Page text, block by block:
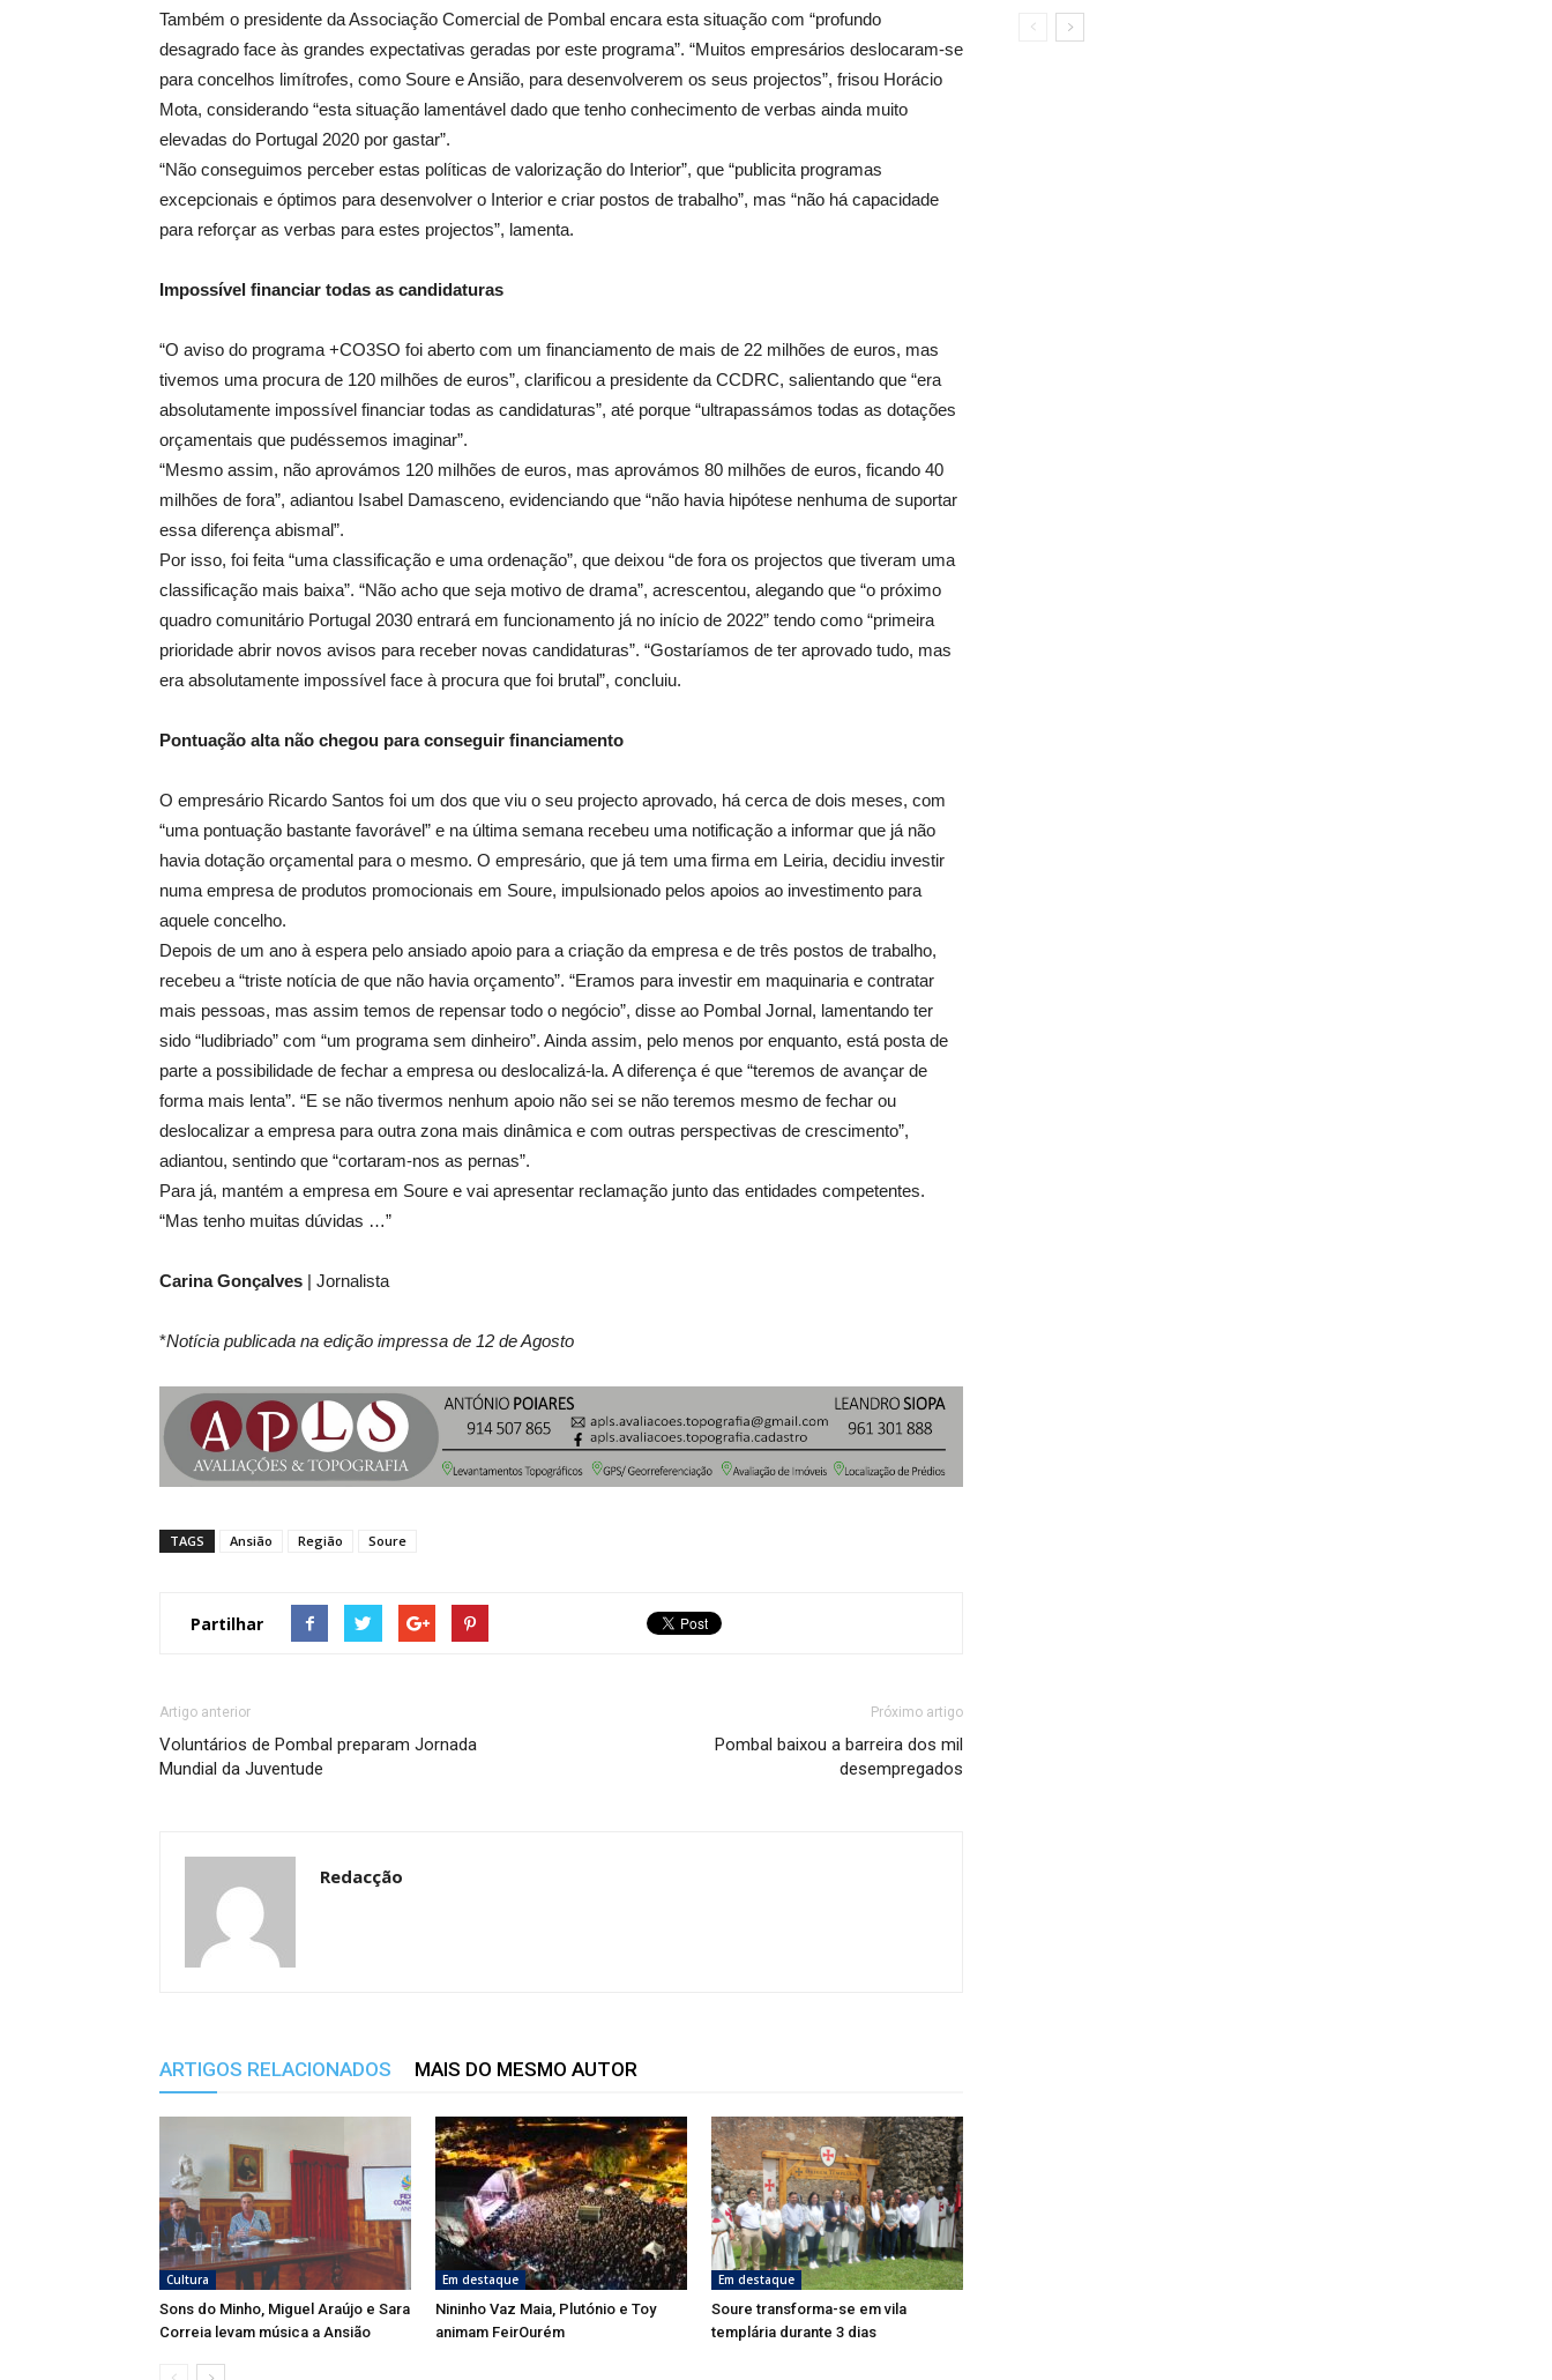
Também o presidente da Associação Comercial de Pombal encara esta situação com “profundo
desagrado face às grandes expectativas geradas por este programa”. “Muitos empresários deslocaram-se
para concelhos limítrofes, como Soure e Ansião, para desenvolverem os seus projectos”, frisou Horácio
Mota, considerando “esta situação lamentável dado que tenho conhecimento de verbas ainda muito
elevadas do Portugal 2020 por gastar”.
“Não conseguimos perceber estas políticas de valorização do Interior”, que “publicita programas
excepcionais e óptimos para desenvolver o Interior e criar postos de trabalho”, mas “não há capacidade
para reforçar as verbas para estes projectos”, lamenta.
Impossível financiar todas as candidaturas
“O aviso do programa +CO3SO foi aberto com um financiamento de mais de 22 milhões de euros, mas
tivemos uma procura de 120 milhões de euros”, clarificou a presidente da CCDRC, salientando que “era
absolutamente impossível financiar todas as candidaturas”, até porque “ultrapassámos todas as dotações
orçamentais que pudéssemos imaginar”.
“Mesmo assim, não aprovámos 120 milhões de euros, mas aprovámos 80 milhões de euros, ficando 40
milhões de fora”, adiantou Isabel Damasceno, evidenciando que “não havia hipótese nenhuma de suportar
essa diferença abismal”.
Por isso, foi feita “uma classificação e uma ordenação”, que deixou “de fora os projectos que tiveram uma
classificação mais baixa”. “Não acho que seja motivo de drama”, acrescentou, alegando que “o próximo
quadro comunitário Portugal 2030 entrará em funcionamento já no início de 2022” tendo como “primeira
prioridade abrir novos avisos para receber novas candidaturas”. “Gostaríamos de ter aprovado tudo, mas
era absolutamente impossível face à procura que foi brutal”, concluiu.
Pontuação alta não chegou para conseguir financiamento
O empresário Ricardo Santos foi um dos que viu o seu projecto aprovado, há cerca de dois meses, com
“uma pontuação bastante favorável” e na última semana recebeu uma notificação a informar que já não
havia dotação orçamental para o mesmo. O empresário, que já tem uma firma em Leiria, decidiu investir
numa empresa de produtos promocionais em Soure, impulsionado pelos apoios ao investimento para
aquele concelho.
Depois de um ano à espera pelo ansiado apoio para a criação da empresa e de três postos de trabalho,
recebeu a “triste notícia de que não havia orçamento”. “Eramos para investir em maquinaria e contratar
mais pessoas, mas assim temos de repensar todo o negócio”, disse ao Pombal Jornal, lamentando ter
sido “ludibriado” com “um programa sem dinheiro”. Ainda assim, pelo menos por enquanto, está posta de
parte a possibilidade de fechar a empresa ou deslocalizá-la. A diferença é que “teremos de avançar de
forma mais lenta”. “E se não tivermos nenhum apoio não sei se não teremos mesmo de fechar ou
deslocalizar a empresa para outra zona mais dinâmica e com outras perspectivas de crescimento”,
adiantou, sentindo que “cortaram-nos as pernas”.
Para já, mantém a empresa em Soure e vai apresentar reclamação junto das entidades competentes.
“Mas tenho muitas dúvidas …”
Carina Gonçalves | Jornalista
*Notícia publicada na edição impressa de 12 de Agosto
TAGS Ansião Região Soure
Partilhar
Artigo anterior
Voluntários de Pombal preparam Jornada
Mundial da Juventude
Próximo artigo
Pombal baixou a barreira dos mil
desempregados
Redacção
ARTIGOS RELACIONADOS MAIS DO MESMO AUTOR
Cultura
Sons do Minho, Miguel Araújo e Sara
Correia levam música a Ansião
Em destaque
Nininho Vaz Maia, Plutónio e Toy
animam FeirOurém
Em destaque
Soure transforma-se em vila
templária durante 3 dias